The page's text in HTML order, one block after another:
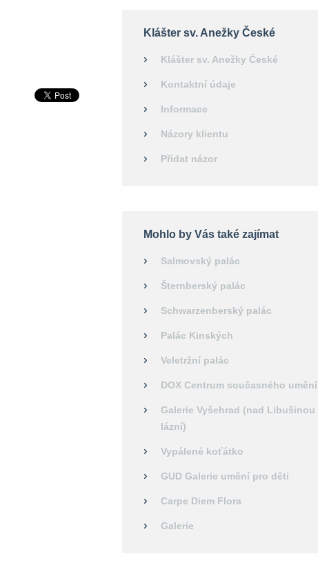
Klášter sv. Anežky České
Klášter sv. Anežky České
Kontaktní údaje
Informace
Názory klientu
Přidat názor
Mohlo by Vás také zajímat
Salmovský palác
Šternberský palác
Schwarzenberský palác
Palác Kinských
Veletržní palác
DOX Centrum současného umění
Galerie Vyšehrad (nad Libušinou
lázní)
Vypálené koťátko
GUD Galerie umění pro děti
Carpe Diem Flora
Galerie